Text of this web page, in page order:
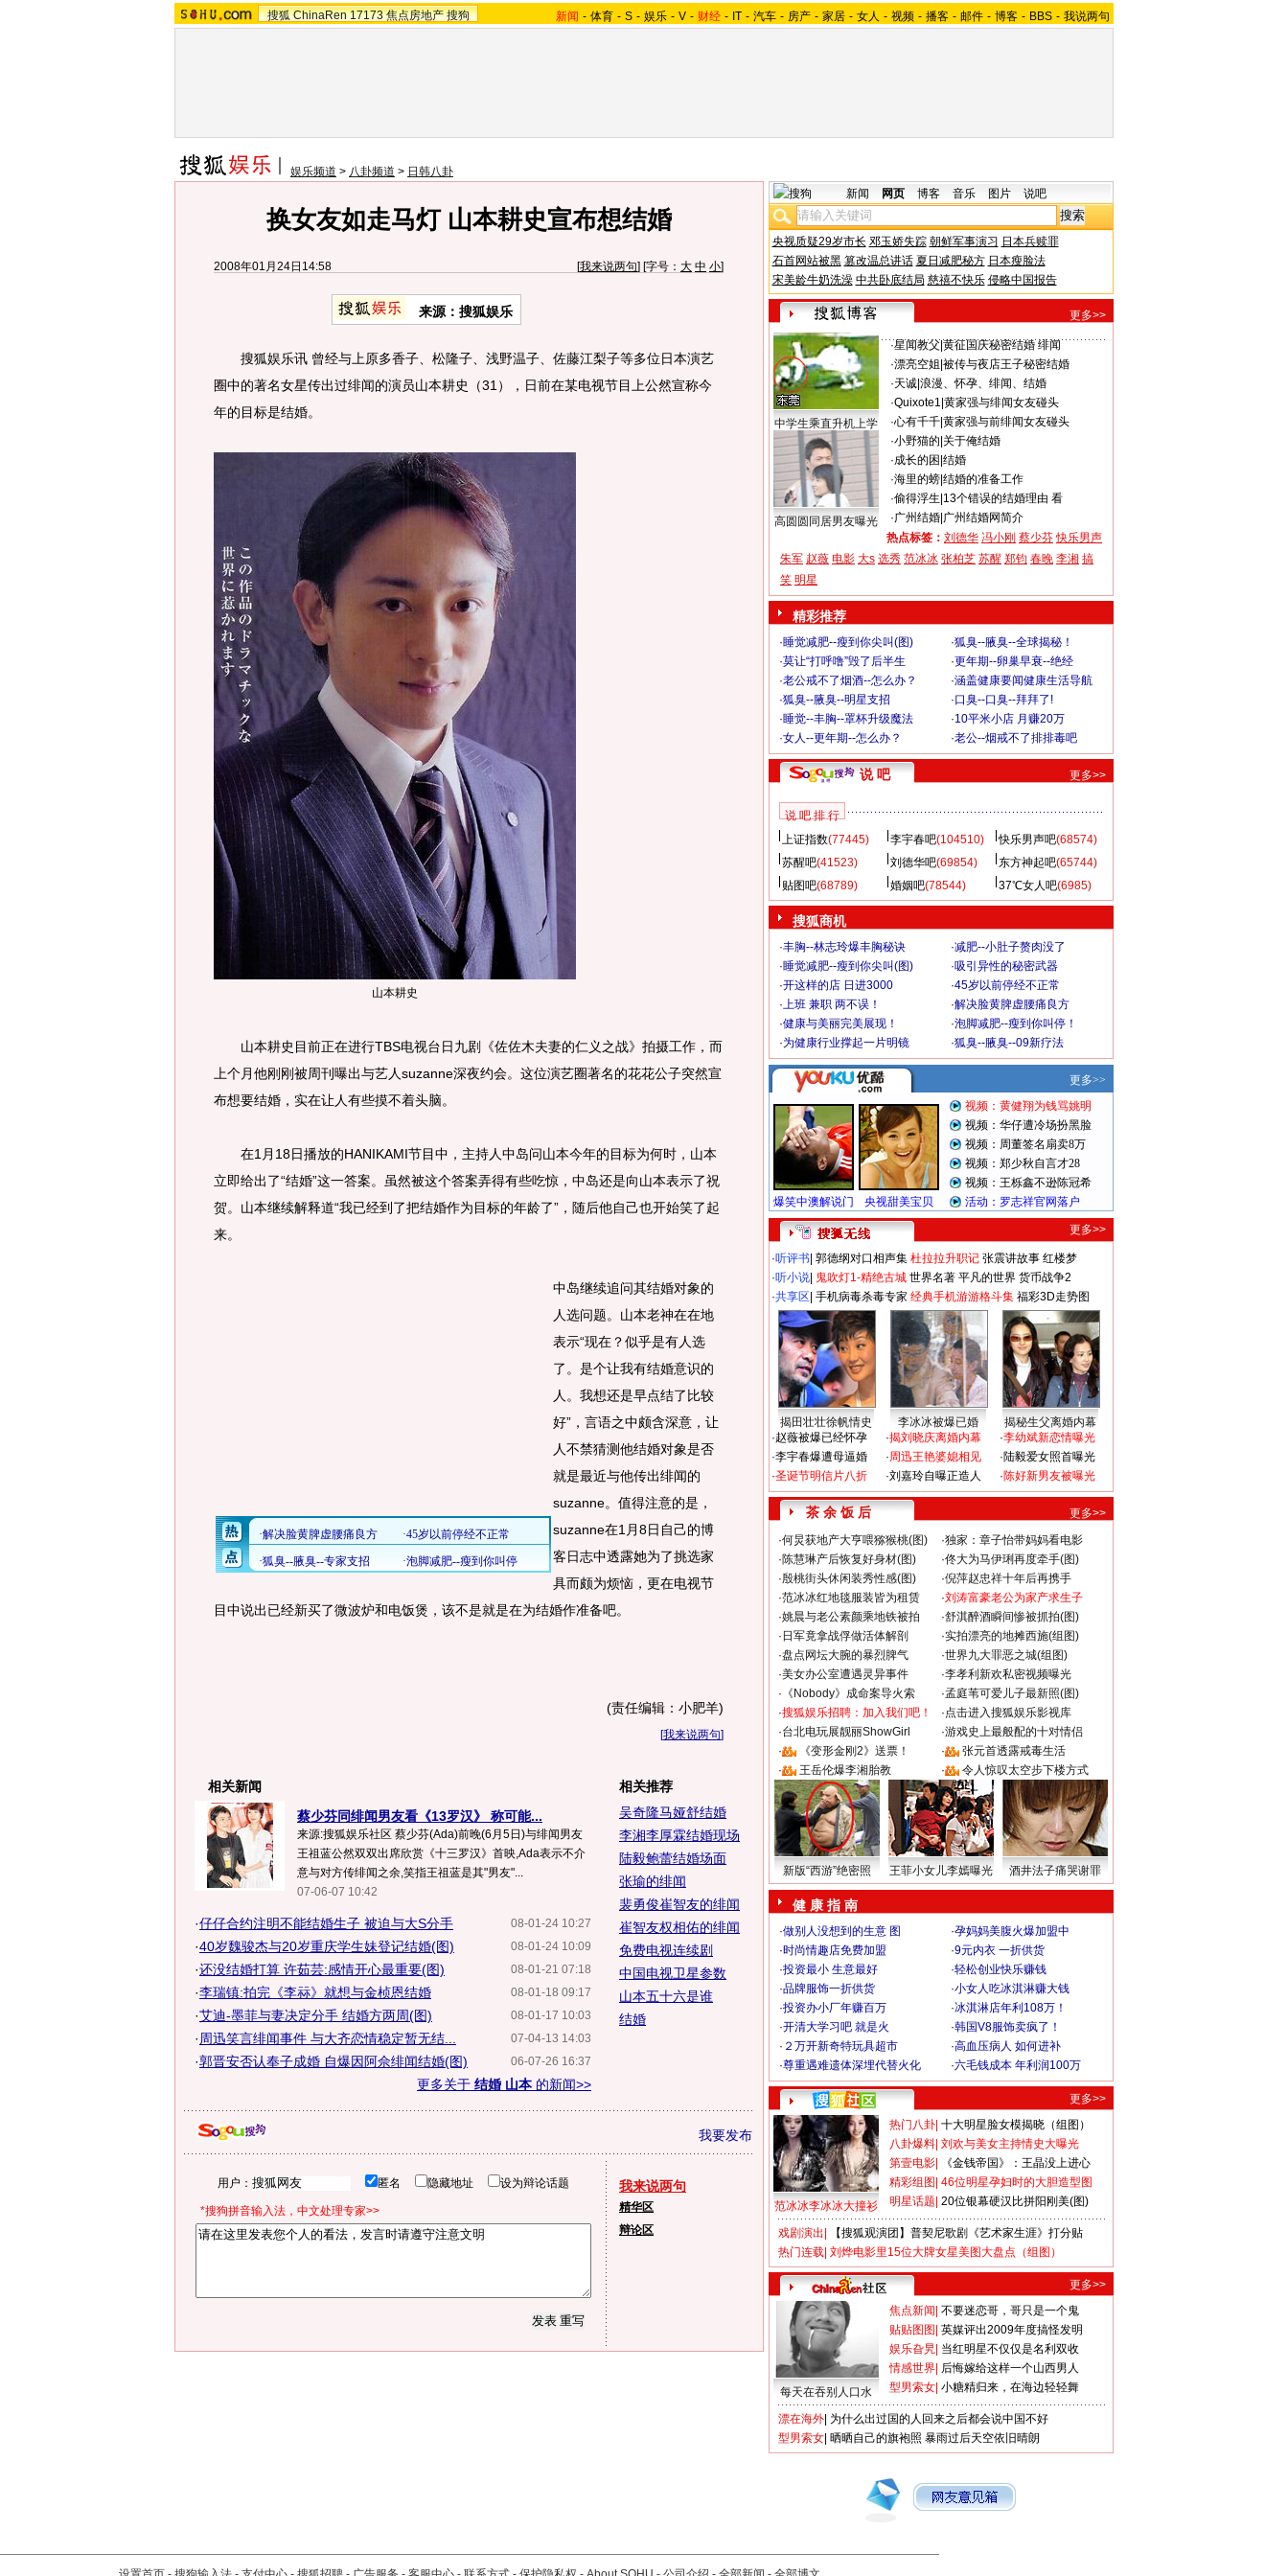
搜狐 ChinaRen 17173 焦点房地产 搜狗 新闻 - 体育 - S - 娱乐 - V - 财经 - IT - 汽车 - 房产 - 家居 - 女人 - 视频 - 播客 - 邮件 - 博客 - BBS - 我说两句
娱乐频道 > 八卦频道 > 日韩八卦
换女友如走马灯 山本耕史宣布想结婚
2008年01月24日14:58 [我来说两句] [字号： 大 中 小]
来源：搜狐娱乐
搜狐娱乐讯 曾经与上原多香子、松隆子、浅野温子、佐藤江梨子等多位日本演艺
圈中的著名女星传出过绯闻的演员山本耕史（31），日前在某电视节目上公然宣称今
年的目标是结婚。
山本耕史
山本耕史目前正在进行TBS电视台日九剧《佐佐木夫妻的仁义之战》拍摄工作，而
上个月他刚刚被周刊曝出与艺人suzanne深夜约会。这位演艺圈著名的花花公子突然宣
布想要结婚，实在让人有些摸不着头脑。
在1月18日播放的HANIKAMI节目中，主持人中岛问山本今年的目标为何时，山本
立即给出了“结婚”这一答案。虽然被这个答案弄得有些吃惊，中岛还是向山本表示了祝
贺。山本继续解释道“我已经到了把结婚作为目标的年龄了”，随后他自己也开始笑了起
来。
中岛继续追问其结婚对象的
人选问题。山本老神在在地
表示“现在？似乎是有人选
了。是个让我有结婚意识的
人。我想还是早点结了比较
好”，言语之中颇含深意，让
人不禁猜测他结婚对象是否
就是最近与他传出绯闻的
suzanne。值得注意的是，
suzanne在1月8日自己的博
客日志中透露她为了挑选家
具而颇为烦恼，更在电视节
目中说出已经新买了微波炉和电饭煲，该不是就是在为结婚作准备吧。
(责任编辑：小肥羊)
[我来说两句]
相关新闻
蔡少芬同绯闻男友看《13罗汉》 称可能...
来源:搜狐娱乐社区 蔡少芬(Ada)前晚(6月5日)与绯闻男友
王祖蓝公然双双出席欣赏《十三罗汉》首映,Ada表示不介
意与对方传绯闻之余,笑指王祖蓝是其"男友"...
07-06-07 10:42
08-01-24 10:27
·仔仔合约注明不能结婚生子 被迫与大S分手
08-01-24 10:09
·40岁魏骏杰与20岁重庆学生妹登记结婚(图)
08-01-21 07:18
·还没结婚打算 许茹芸:感情开心最重要(图)
08-01-18 09:17
·李瑞镇:拍完《李祘》就想与金桢恩结婚
08-01-17 10:03
·艾迪-墨菲与妻决定分手 结婚方两周(图)
07-04-13 14:03
· 周迅笑言绯闻事件 与大齐恋情稳定暂无结...
06-07-26 16:37
·郭晋安否认奉子成婚 自爆因阿佘绯闻结婚(图)
更多关于 结婚 山本的新闻>>
相关推荐
吴奇隆马娅舒结婚
李湘李厚霖结婚现场
陆毅鲍蕾结婚场面
张瑜的绯闻
裴勇俊崔智友的绯闻
崔智友权相佑的绯闻
免费电视连续剧
中国电视卫星参数
山本五十六是谁
结婚
我要发布
用户： 匿名 隐藏地址 设为辩论话题
*搜狗拼音输入法，中文处理专家>>
我来说两句
精华区
辩论区
新闻 网页 博客 音乐 图片 说吧
央视质疑29岁市长 邓玉娇失踪 朝鲜军事演习 日本兵赎罪
石首网站被黑 篡改温总讲话 夏日减肥秘方 日本瘦脸法
宋美龄牛奶洗澡 中共卧底结局 慈禧不快乐 侵略中国报告
更多>>
中学生乘直升机上学
高圆圆同居男友曝光
·星闻教父 黄征国庆秘密结婚 绯闻
·漂亮空姐 被传与夜店王子秘密结婚
·天诚| 浪漫、怀孕、绯闻、结婚
·Quixote1 黄家强与绯闻女友碰头
·心有千千| 黄家强与前绯闻女友碰头
·小野猫的 关于俺结婚
·成长的困 结婚
·海里的螃| 结婚的准备工作
·偷得浮生 13个错误的结婚理由 看
·广州结婚| 广州结婚网简介
热点标签： 刘德华 冯小刚 蔡少芬 快乐男声
朱军 赵薇 电影 大s 选秀 范冰冰 张柏芝 苏醒 郑钧 春晚 李湘 搞
笑 明星
精彩推荐
·睡觉减肥--瘦到你尖叫(图) ·狐臭--腋臭--全球揭秘！
·莫让“打呼噜”毁了后半生 ·更年期--卵巢早衰--绝经
·老公戒不了烟酒--怎么办？ ·涵盖健康要闻健康生活导航
·狐臭--腋臭--明星支招 ·口臭--口臭--拜拜了!
·睡觉--丰胸--罩杯升级魔法 ·10平米小店 月赚20万
·女人--更年期--怎么办？ ·老公--烟戒不了排排毒吧
说 吧 更多>>
说 吧 排 行
上证指数(77445) 李宇春吧(104510) 快乐男声吧(68574)
苏醒吧(41523) 刘德华吧(69854) 东方神起吧(65744)
贴图吧(68789) 婚姻吧(78544) 37℃女人吧(6985)
搜狐商机
·丰胸--林志玲爆丰胸秘诀 ·减肥--小肚子赘肉没了
·睡觉减肥--瘦到你尖叫(图) ·吸引异性的秘密武器
·开这样的店 日进3000 ·45岁以前停经不正常
·上班 兼职 两不误！ ·解决脸黄脾虚腰痛良方
·健康与美丽完美展现！ ·泡脚减肥--瘦到你叫停！
·为健康行业撑起一片明镜 ·狐臭--腋臭--09新疗法
更多>>
·听评书 郭德纲对口相声集 杜拉拉升职记 张震讲故事 红楼梦
·听小说 鬼吹灯1-精绝古城 世界名著 平凡的世界 货币战争2
·共享区 手机病毒杀毒专家 经典手机游游格斗集 福彩3D走势图
揭田壮壮徐帆情史 李冰冰被爆已婚
揭秘生父离婚内幕
·赵薇被爆已经怀孕
·李宇春爆遭母逼婚
·圣诞节明信片八折
·揭刘晓庆离婚内幕
·周迅王艳婆媳相见
·刘嘉玲自曝正造人
·李幼斌新恋情曝光
·陆毅爱女照首曝光
·陈好新男友被曝光
茶 余 饭 后
更多>>
·何炅获地产大亨喂猕猴桃(图) ·独家：章子怡带妈妈看电影
·陈慧琳产后恢复好身材(图) ·佟大为马伊琍再度牵手(图)
·殷桃街头休闲装秀性感(图) ·倪萍赵忠祥十年后再携手
·范冰冰红地毯服装皆为租赁 ·刘涛富豪老公为家产求生子
·姚晨与老公素颜乘地铁被拍 ·舒淇醉酒瞬间惨被抓拍(图)
· 日军竟拿战俘做活体解剖 ·实拍漂亮的地摊西施(组图)
·盘点网坛大腕的暴烈脾气 ·世界九大罪恶之城(组图)
·美女办公室遭遇灵异事件 ·李孝利新欢私密视频曝光
· 《Nobody》成命案导火索 ·孟庭苇可爱儿子最新照(图)
·搜狐娱乐招聘：加入我们吧！ ·点击进入搜狐娱乐影视库
·台北电玩展靓丽ShowGirl ·游戏史上最般配的十对情侣
·
《变形金刚2》送票！ ·
张元首透露戒毒生活
·
王岳伦爆李湘胎教 · 令人惊叹太空步下楼方式
新版“西游”绝密照 王菲小女儿李嫣曝光 酒井法子痛哭谢罪
健 康 指 南
·做别人没想到的生意 图 ·孕妈妈美腹火爆加盟中
·时尚情趣店免费加盟 ·9元内衣 一折供货
·投资最小 生意最好 ·轻松创业快乐赚钱
·品牌服饰一折供货 ·小女人吃冰淇淋赚大钱
·投资办小厂年赚百万 ·冰淇淋店年利108万！
·开清大学习吧 就是火 ·韩国V8服饰卖疯了！
· ２万开新奇特玩具超市 ·高血压病人 如何进补
·尊重遇难遗体深埋代替火化 ·六毛钱成本 年利润100万
更多>>
范冰冰李冰冰大撞衫
热门八卦 十大明星脸女模揭晓（组图）
八卦爆料 刘欢与美女主持情史大曝光
第壹电影
《金钱帝国》：王晶没上进心
精彩组图 46位明星孕妇时的大胆造型图
明星话题 20位银幕硬汉比拼阳刚美(图)
戏剧演出
【搜狐观演团】普契尼歌剧《艺术家生涯》打分贴
热门连载 刘烨电影里15位大牌女星美图大盘点（组图）
更多>>
每天在吞别人口水
焦点新闻 不要迷恋哥，哥只是一个鬼
贴贴图图 英媒评出2009年度搞怪发明
娱乐旮旯 当红明星不仅仅是名利双收
情感世界 后悔嫁给这样一个山西男人
型男索女 小糖精归来，在海边轻轻舞
漂在海外 为什么出过国的人回来之后都会说中国不好
型男索女 晒晒自己的旗袍照 暴雨过后天空依旧晴朗